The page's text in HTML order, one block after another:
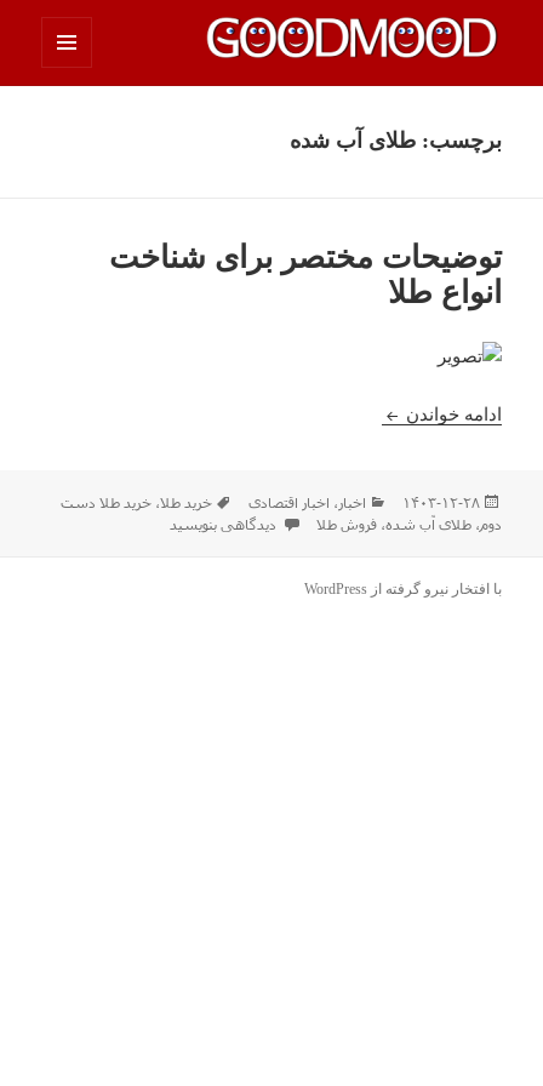
چیزای خووب مووب
برچسب:طلای آب شده
توضیحات مختصر برای شناخت
انواع طلا
ادامه خواندن توضیحات مختصر برای شناخت انواع طلا
ارسال
شده
۱۴۰۳-۱۲-۲۸ دسته‌ها
اخبار ، اخبار اقتصادی برچسب‌ها
خرید طلا،خرید طلا دست
دوم،طلای آب شده،فروش طلا برای توضیحات مختصر برای شناخت انواع طلا
دیدگاهی بنویسید
با افتخار نیرو گرفته از WordPress